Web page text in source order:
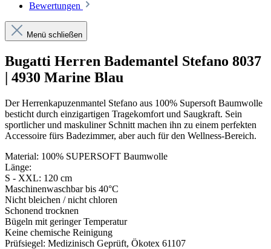
Bewertungen
Menü schließen
Bugatti Herren Bademantel Stefano 8037
| 4930 Marine Blau
Der Herrenkapuzenmantel Stefano aus 100% Supersoft Baumwolle
besticht durch einzigartigen Tragekomfort und Saugkraft. Sein
sportlicher und maskuliner Schnitt machen ihn zu einem perfekten
Accessoire fürs Badezimmer, aber auch für den Wellness-Bereich.
Material: 100% SUPERSOFT Baumwolle
Länge:
S - XXL: 120 cm
Maschinenwaschbar bis 40°C
Nicht bleichen / nicht chloren
Schonend trocknen
Bügeln mit geringer Temperatur
Keine chemische Reinigung
Prüfsiegel: Medizinisch Geprüft, Ökotex 61107